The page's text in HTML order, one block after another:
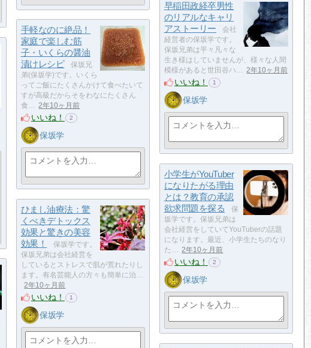
早稲田政経卒男性
のリアルなキャリ
アストーリー
会社
経営者の保坂学です。
保坂兄弟は平々凡々な
生き様はしていませんが、様々な人間
模様があると世田谷ハ…
2年10ヶ月前
いいね！ 1
保坂学
手軽なのに絶品！
家庭で楽しむ筋
子・いくらの醤油
漬けレシピ
保坂兄
弟(保坂学)です。いくら
ってご飯にたくさんかけて食べたいて
すが高級だからそをわなにたくさん
食…
2年10ヶ月前
いいね！ 2
保坂学
小学生がYouTuber
になりたがる理由
とは？教育の承認
欲求問題を探る
保
坂学です。保坂兄弟は
会社経営をしていてYouTuberの話題
になります。最近、小学生たちのなり
た…
2年10ヶ月前
いいね！ 2
保坂学
ひまし油療法：驚
くべきデトックス
効果と驚きの美容
効果！
保坂学です。
保坂兄弟は会社経営を
しているとストレスで肌が荒れたりし
ます。有名芸能人の方々も簡単に治…
2年10ヶ月前
いいね！ 1
保坂学